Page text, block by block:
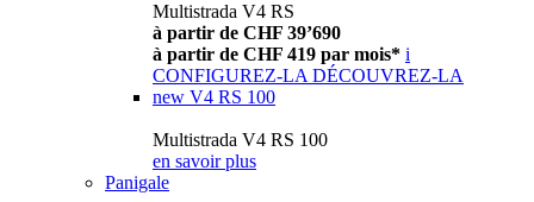
Multistrada V4 RS
à partir de CHF 39’690
à partir de CHF 419 par mois* i
CONFIGUREZ-LA DÉCOUVREZ-LA
new V4 RS 100
Multistrada V4 RS 100
en savoir plus
Panigale